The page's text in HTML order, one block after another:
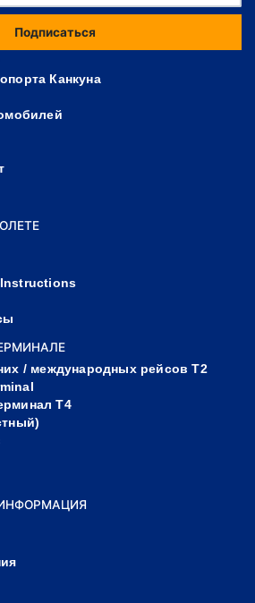
Подписаться
Канкуна
/ международных рейсов T2
Т4